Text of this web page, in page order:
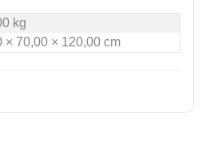
kg
× 70,00 × 120,00 cm